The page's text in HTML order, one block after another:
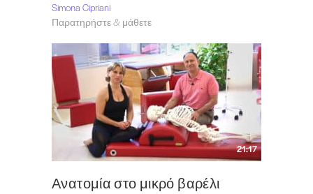
Simona Cipriani
Παρατηρήστε & μάθετε
21:17
Ανατομία στο μικρό βαρέλι